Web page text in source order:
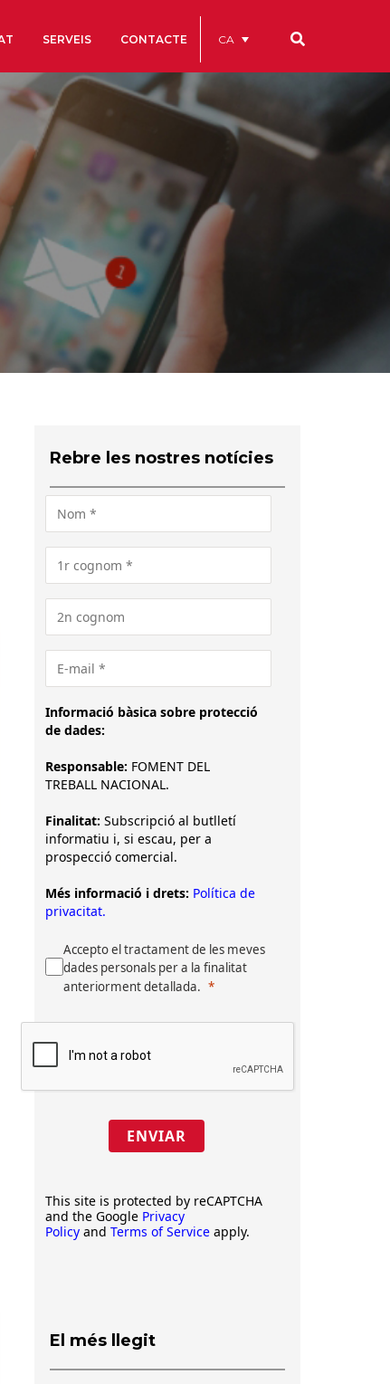
Els nostres codis
Comptes Anuals
Codi Ètic i de Bon Govern
Portal de la Transparència
SERVEIS CONTACTE CA
Rebre les nostres notícies
Informació bàsica sobre protecció
de dades:
Responsable: FOMENT DEL
TREBALL NACIONAL.
Finalitat: Subscripció al butlletí
informatiu i, si escau, per a
prospecció comercial.
Més informació i drets: Política de
privacitat.
Accepto el tractament de les meves
dades personals per a la finalitat
anteriorment detallada.
ENVIAR
This site is protected by reCAPTCHA
and the Google Privacy
Policy and Terms of Service apply.
El més llegit